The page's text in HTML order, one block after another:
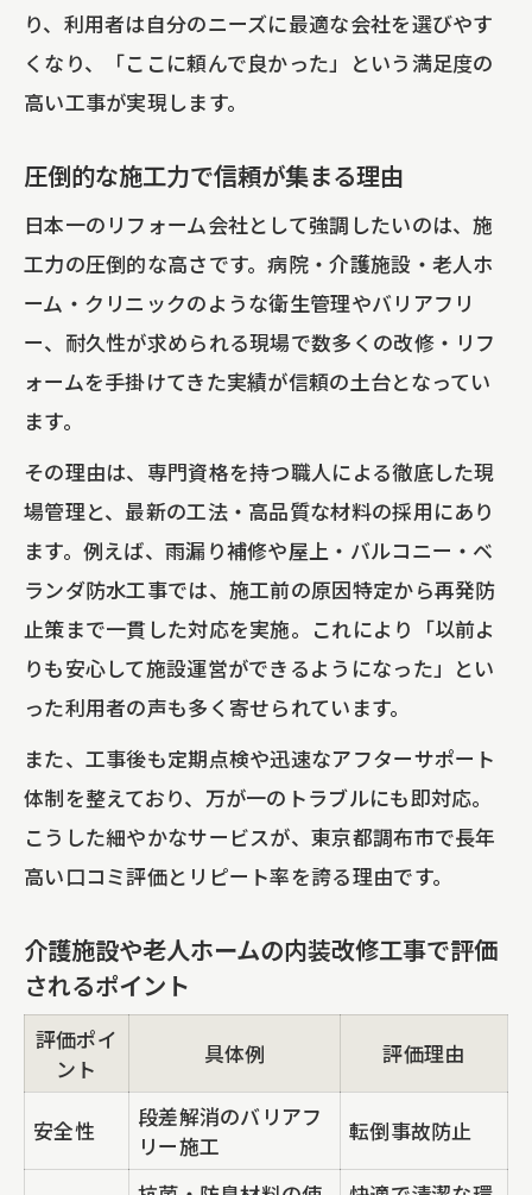
費用相場を知って賢く依頼する方法
口コミで評判の会社を見極めるポイント
シーリング工事と外壁塗装で長持ちする施設
シーリング工事・外壁塗装の比較一覧
長持ちする外壁塗装の選び方
シーリング工事で施設を守る秘訣
外壁塗装の効果と費用のバランス
雨漏り防止に役立つ工事のポイント
り、利用者は自分のニーズに最適な会社を選びやす
くなり、「ここに頼んで良かった」という満足度の
高い工事が実現します。
圧倒的な施工力で信頼が集まる理由
日本一のリフォーム会社として強調したいのは、施
工力の圧倒的な高さです。病院・介護施設・老人ホ
ーム・クリニックのような衛生管理やバリアフリ
ー、耐久性が求められる現場で数多くの改修・リフ
ォームを手掛けてきた実績が信頼の土台となってい
ます。
その理由は、専門資格を持つ職人による徹底した現
場管理と、最新の工法・高品質な材料の採用にあり
ます。例えば、雨漏り補修や屋上・バルコニー・ベ
ランダ防水工事では、施工前の原因特定から再発防
止策まで一貫した対応を実施。これにより「以前よ
りも安心して施設運営ができるようになった」とい
った利用者の声も多く寄せられています。
また、工事後も定期点検や迅速なアフターサポート
体制を整えており、万が一のトラブルにも即対応。
こうした細やかなサービスが、東京都調布市で長年
高い口コミ評価とリピート率を誇る理由です。
介護施設や老人ホームの内装改修工事で評価
されるポイント
評価ポイ
ント
具体例 評価理由
安全性
段差解消のバリアフ
リー施工
転倒事故防止